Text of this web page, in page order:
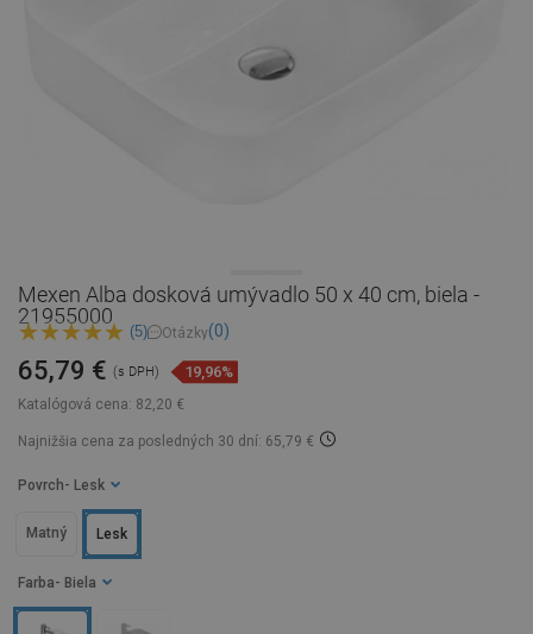
Mexen Alba dosková umývadlo 50 x 40 cm, biela -
21955000
(5) Otázky(0)
Katalógová cena: 82,20 €
65,79 € (s DPH) 19,96%
Najnižšia cena za posledných 30 dní: 65,79 €
Farba - Biela
Povrch - Lesk
Lesk
Matný